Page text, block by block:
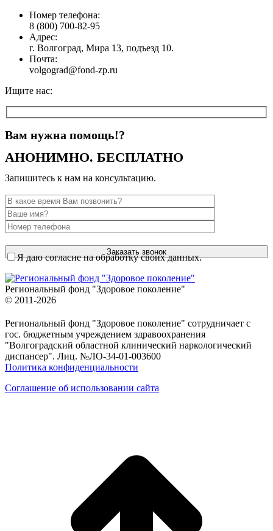
Номер телефона:
8 (800) 700-82-95
Адрес:
г. Волгоград, Мира 13, подъезд 10.
Почта:
volgograd@fond-zp.ru
Ищите нас:
Страница
YouTube
открывается
новом
Страница
Инстаграм
открывается
новом
Страница
Whatsapp
открывается
новом
Страница
Телеграм
открывается
новом
Вам нужна помощь!?
АНОНИМНО. БЕСПЛАТНО
Запишитесь к нам на консультацию.
Я даю согласие на обработку своих данных.
Региональный фонд "Здоровое поколение"
© 2011-2026
Региональный фонд "Здоровое поколение" сотрудничает с
гос. бюджетным учреждением здравоохранения
"Волгоградский областной клинический наркологический
диспансер". Лиц. №ЛО-34-01-003600
Политика конфиденциальности
Соглашение об использовании сайта